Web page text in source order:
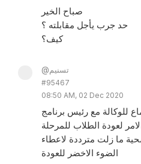
صباح الخير
حد جرب يأجل مقابلته ؟
كيف؟
@تسنيم
#95467
08:50 AM, 02 Dec 2020
اجتماع للوكالة مع رئيس برنامج
لعودة الطلاب للمرحلة
ما زلت مترددة لاعطاء
الضوء الاخضر للعودة